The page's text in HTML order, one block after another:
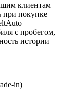
клиентам
при покупке
с пробегом,
истории
in)